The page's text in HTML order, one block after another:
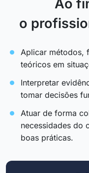
Ao
o
Aplicar métodos,
teóricos em
Interpretar
tomar decisões
Atuar de forma
necessidades do
boas práticas.